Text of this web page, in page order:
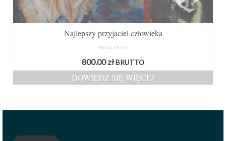
Najlepszy przyjaciel człowieka
BRAK OCEN
800.00zł BRUTTO
DOWIEDZ SIĘ WIĘCEJ